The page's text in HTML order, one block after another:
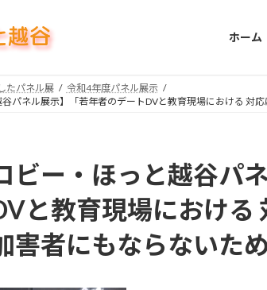
ホーム
たパネル展
令和4年度パネル展示
谷パネル展示】「若年者のデートDVと教育現場における 対
ビー・ほっと越谷パ
と教育現場における
害者にもならないため